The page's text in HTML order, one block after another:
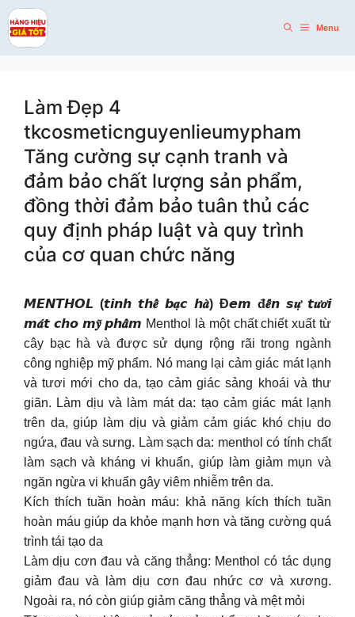
Skip
to
content
Menu
Làm Đẹp 4
tkcosmeticnguyenlieumypham
Tăng cường sự cạnh tranh và
đảm bảo chất lượng sản phẩm,
đồng thời đảm bảo tuân thủ các
quy định pháp luật và quy trình
của cơ quan chức năng
𝙈𝙀𝙉𝙏𝙃𝙊𝙇 (𝙩𝙞𝙣𝙝 𝙩𝙝𝒆̂̉ 𝙗𝒂̣𝙘 𝙝𝒂̀) Đ𝙚𝙢 đ𝒆̂́𝙣 𝙨𝒖̛̣ 𝙩𝒖̛𝒐̛𝙞
𝙢𝒂́𝙩 𝙘𝙝𝙤 𝙢𝒚̃ 𝙥𝙝𝒂̂̉𝙢 Menthol là một chất chiết xuất từ
cây bạc hà và được sử dụng rộng rãi trong ngành
công nghiệp mỹ phẩm. Nó mang lại cảm giác mát lạnh
và tươi mới cho da, tạo cảm giác sảng khoái và thư
giãn. Làm dịu và làm mát da: tạo cảm giác mát lạnh
trên da, giúp làm dịu và giảm cảm giác khó chịu do
ngứa, đau và sưng. Làm sạch da: menthol có tính chất
làm sạch và kháng vi khuẩn, giúp làm giảm mụn và
ngăn ngừa vi khuẩn gây viêm nhiễm trên da.
Kích thích tuần hoàn máu: khả năng kích thích tuần
hoàn máu giúp da khỏe mạnh hơn và tăng cường quá
trình tái tạo da
Làm dịu cơn đau và căng thẳng: Menthol có tác dụng
giảm đau và làm dịu cơn đau nhức cơ và xương.
Ngoài ra, nó còn giúp giảm căng thẳng và mệt mỏi